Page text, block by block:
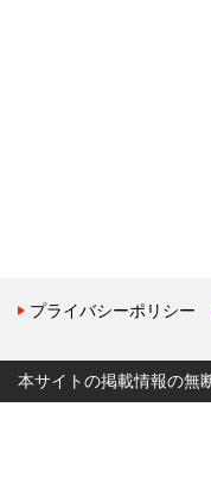
プライバシーポリシー
本サイトの掲載情報の無